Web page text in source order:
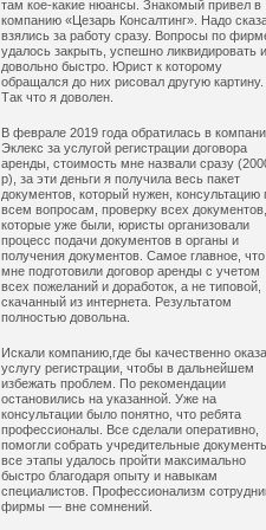
там кое-какие нюансы. Знакомый привел в
компанию «Цезарь Консалтинг». Надо
взялись за работу сразу. Вопросы по
удалось закрыть, успешно ликвидировать и
довольно быстро. Юрист к которому
обращался до них рисовал другую картину.
Так что я доволен.
В феврале 2019 года обратилась в
Эклекс за услугой регистрации договора
аренды, стоимость мне назвали сразу
р), за эти деньги я получила весь пакет
документов, который нужен, консультацию
всем вопросам, проверку всех документов,
которые уже были, юристы организовали
процесс подачи документов в органы и
получения документов. Самое главное, что
мне подготовили договор аренды с учетом
всех пожеланий и доработок, а не типовой,
скачанный из интернета. Результатом
полностью довольна.
Искали компанию,где бы качественно
услугу регистрации, чтобы в дальнейшем
избежать проблем. По рекомендации
остановились на указанной. Уже на
консультации было понятно, что ребята
профессионалы. Все сделали оперативно,
помогли собрать учредительные
все этапы удалось пройти максимально
быстро благодаря опыту и навыкам
специалистов. Профессионализм
фирмы — вне сомнений.